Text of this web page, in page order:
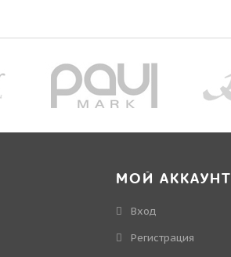
МОЙ АККАУНТ
Вход
Регистрация